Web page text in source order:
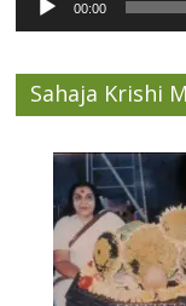
00:00
Sahaja Krishi